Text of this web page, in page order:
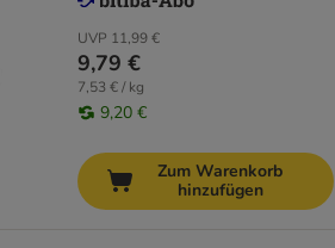
UVP 11,99 €
9,79 €
7,53 € / kg
9,20 €
Zum Warenkorb
hinzufügen